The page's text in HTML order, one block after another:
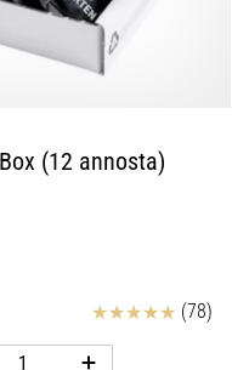
(12 annosta)
Arvostelut (78)